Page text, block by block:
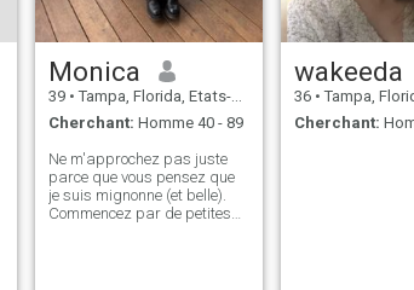
Monica
39 • Tampa, Florida, Etats-Unis
Cherchant: Homme 40 - 89
Ne m'approchez pas juste
parce que vous pensez que
je suis mignonne (et belle).
Commencez par de petites
wakeeda
36 • Tampa,
Cherchant: